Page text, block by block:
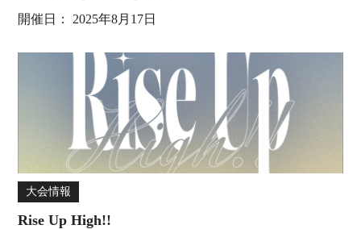
開催日： 2025年8月17日
大会情報
Rise Up High!!